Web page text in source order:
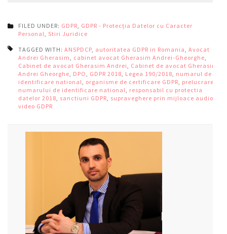
FILED UNDER: GDPR, GDPR - Protecția Datelor cu Caracter
Personal, Stiri Juridice
TAGGED WITH: ANSPDCP, autoritatea GDPR in Romania, Avocat
Andrei Gherasim, cabinet avocat Gherasim Andrei-Gheorghe,
Cabinet de avocat Gherasim Andrei, Cabinet de avocat Gherasim
Andrei Gheorghe, DPO, GDPR 2018, Legea 190/2018, numarul de
identificare national, organisme de certificare GDPR, prelucrarea
numarului de identificare national, responsabil cu protectia
datelor 2018, sanctiuni GDPR, supraveghere prin mijloace audio-
video GDPR